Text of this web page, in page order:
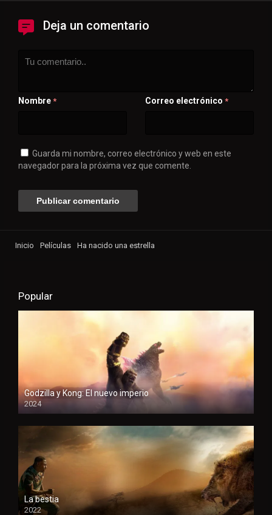
Deja un comentario
Nombre * Correo electrónico *
Guarda mi nombre, correo electrónico y web en este
navegador para la próxima vez que comente.
Inicio Películas Ha nacido una estrella
Popular
Godzilla y Kong: El nuevo imperio
2024
HD
La bestia
2022